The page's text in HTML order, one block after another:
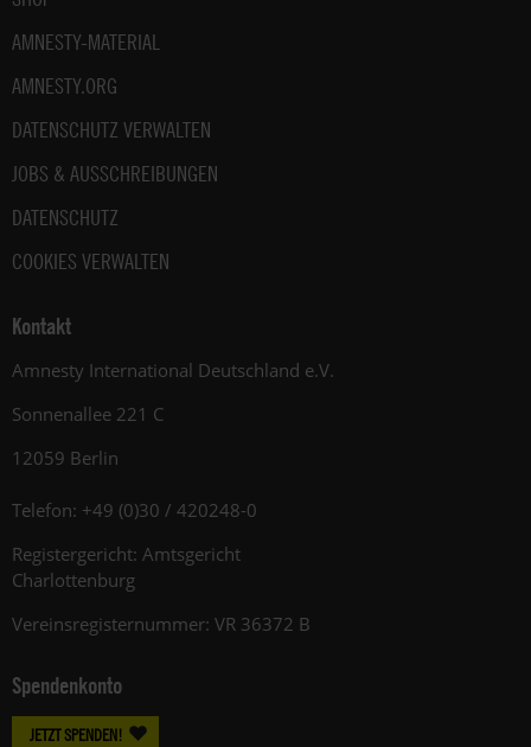
AMNESTY-MATERIAL
AMNESTY.ORG
DATENSCHUTZ VERWALTEN
JOBS & AUSSCHREIBUNGEN
DATENSCHUTZ
COOKIES VERWALTEN
Kontakt
Amnesty International Deutschland e.V.
Sonnenallee 221 C
12059 Berlin
Telefon: +49 (0)30 / 420248-0
Registergericht: Amtsgericht
Charlottenburg
Vereinsregisternummer: VR 36372 B
Spendenkonto
JETZT SPENDEN!